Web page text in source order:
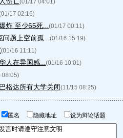
(01/17 04:01)
17 02:16)
炸 至少65死... (01/17 00:11)
题上空前孤... (01/16 15:19)
(01/16 11:11)
人在异国感... (01/16 10:01)
08:05)
格达所有大学关闭(11/15 08:25)
匿名 隐藏地址 设为辩论话题